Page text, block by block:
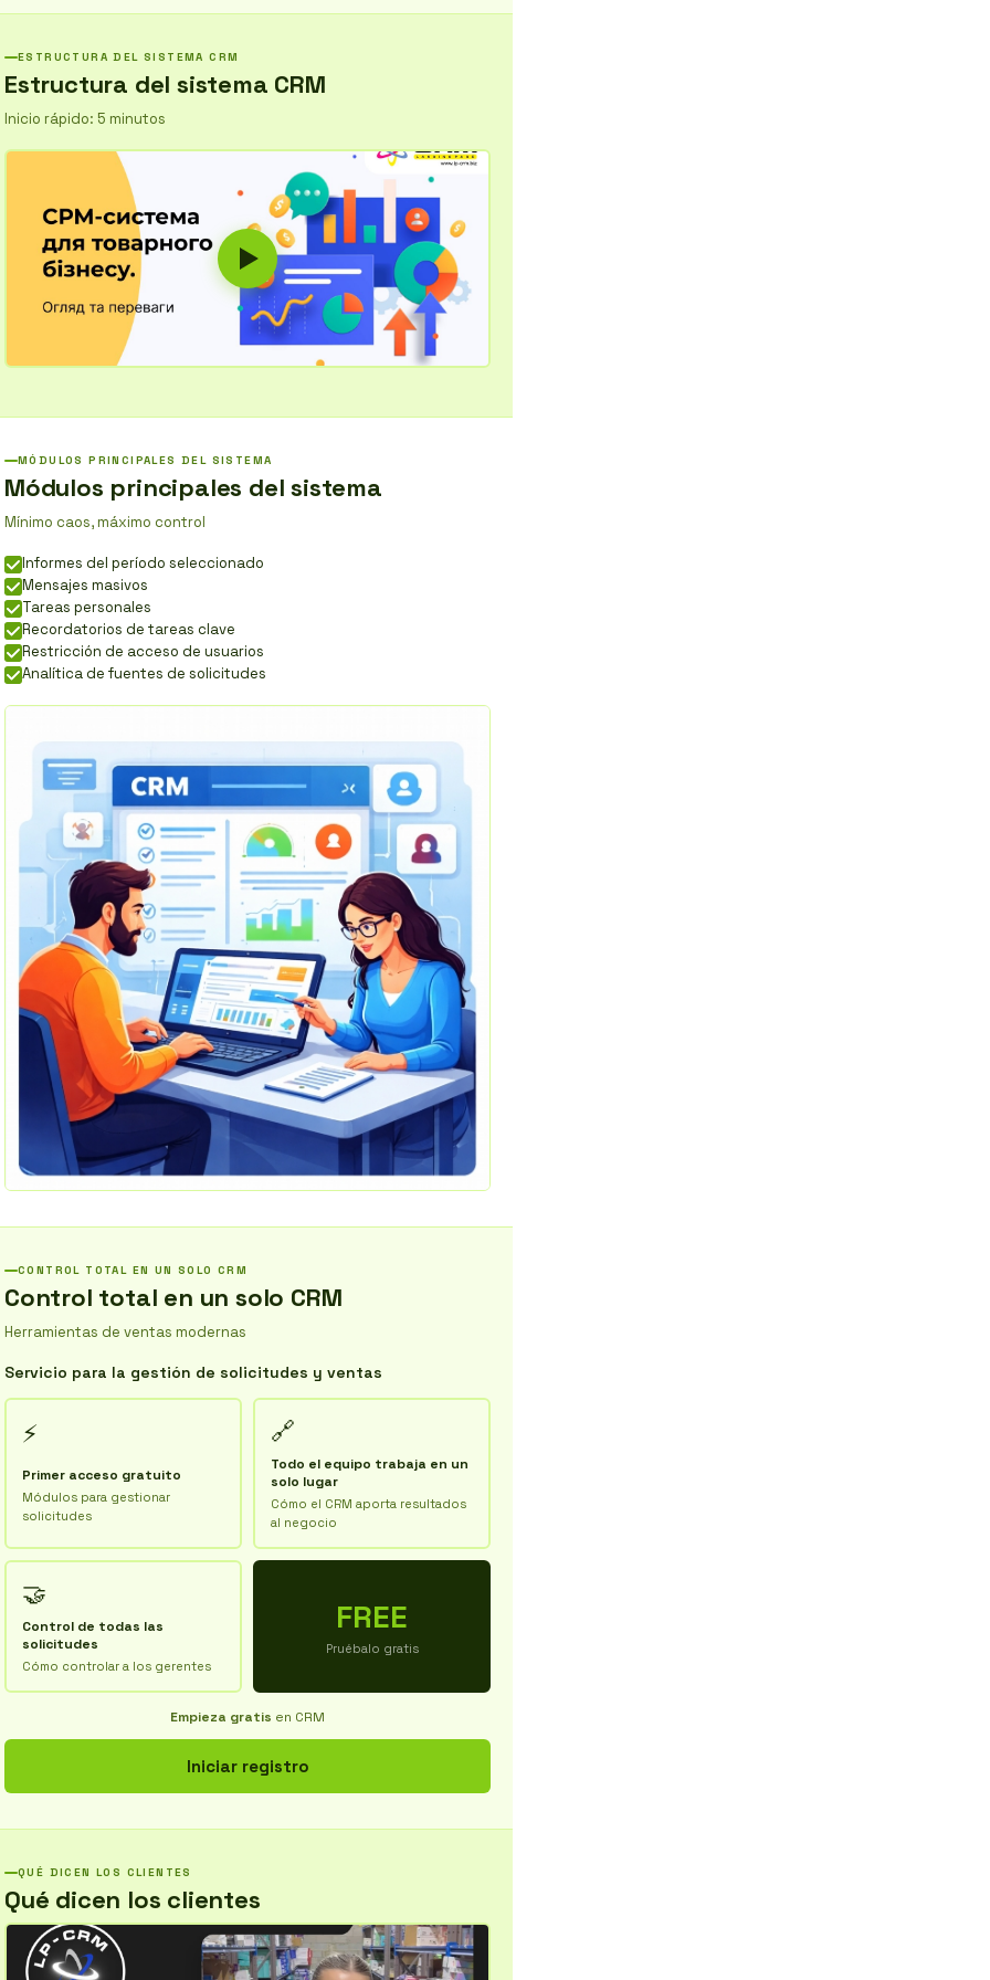
construya relaciones sólidas con los clientes. Aumente su
ESTRUCTURA DEL SISTEMA CRM
Estructura del sistema CRM
Inicio rápido: 5 minutos
MÓDULOS PRINCIPALES DEL SISTEMA
Módulos principales del sistema
Mínimo caos, máximo control
Informes del período seleccionado
Mensajes masivos
Tareas personales
Recordatorios de tareas clave
Restricción de acceso de usuarios
Analítica de fuentes de solicitudes
CONTROL TOTAL EN UN SOLO CRM
Control total en un solo CRM
Herramientas de ventas modernas
Servicio para la gestión de solicitudes y ventas
⚡
Primer acceso gratuito
Módulos para gestionar
solicitudes
🔗
Todo el equipo trabaja en un
solo lugar
Cómo el CRM aporta resultados
al negocio
🤝
Control de todas las
solicitudes
Cómo controlar a los gerentes
FREE
Pruébalo gratis
Empieza gratis en CRM
Iniciar registro
QUÉ DICEN LOS CLIENTES
Qué dicen los clientes